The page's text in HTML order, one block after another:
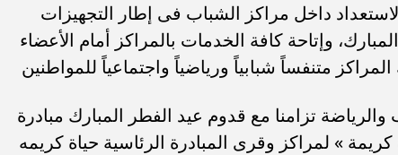
داخل مراكز الشباب فى إطار التجهيزات
وإتاحة كافة الخدمات بالمراكز أمام الأعضاء
متنفساً شبابياً ورياضياً واجتماعياً للمواطنين
تزامنا مع قدوم عيد الفطر المبارك مبادرة
» لمراكز وقرى المبادرة الرئاسية حياة كريمه